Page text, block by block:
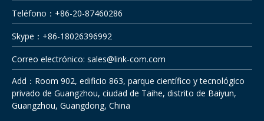
Teléfono：+86-20-87460286
Skype：+86-18026396992
Correo electrónico: sales@link-com.com
Add：Room 902, edificio 863, parque científico y tecnológico
privado de Guangzhou, ciudad de Taihe, distrito de Baiyun,
Guangzhou, Guangdong, China